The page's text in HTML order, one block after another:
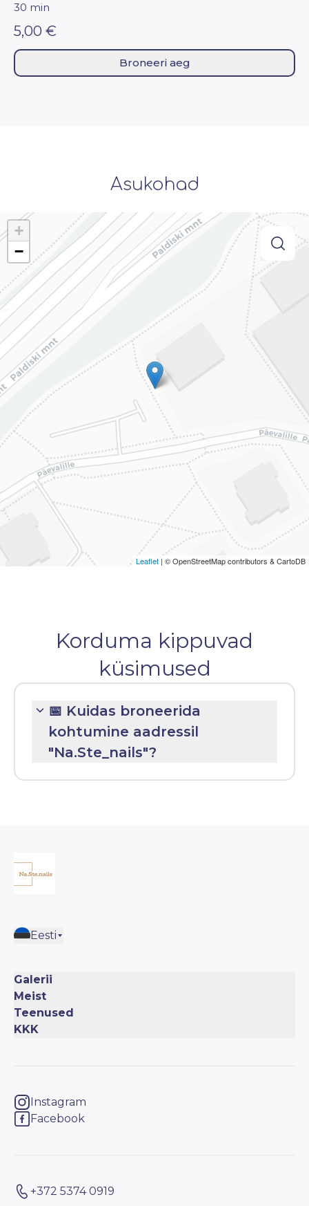
30 min
5,00 €
Broneeri aeg
Asukohad
+
−
Leaflet | © OpenStreetMap contributors & CartoDB
Korduma kippuvad
küsimused
📅 Kuidas broneerida
kohtumine aadressil
"Na.Ste_nails"?
Eesti
Galerii
Meist
Teenused
KKK
Instagram
Facebook
+372 5374 0919